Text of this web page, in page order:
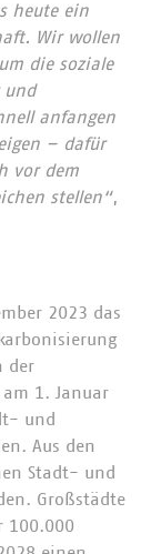
heute ein
Wir wollen
die soziale
und
anfangen
– dafür
vor dem
stellen“,
2023 das
der
1. Januar
und
Aus den
Stadt- und
Großstädte
100.000